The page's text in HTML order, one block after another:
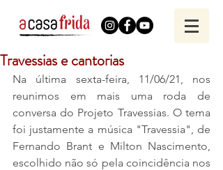
Travessias e cantorias
Na última sexta-feira, 11/06/21, nos
reunimos em mais uma roda de
conversa do Projeto Travessias. O tema
foi justamente a música "Travessia", de
Fernando Brant e Milton Nascimento,
escolhido não só pela coincidência nos